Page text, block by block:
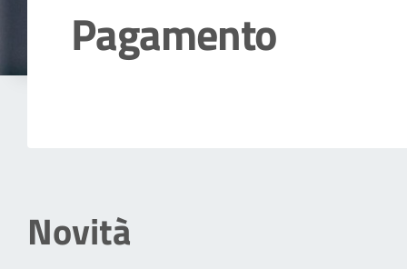
Pagamento
Novità